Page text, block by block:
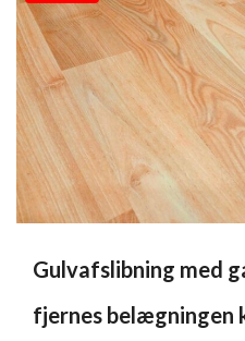
Gulvafslibning med
fjernes belægningen